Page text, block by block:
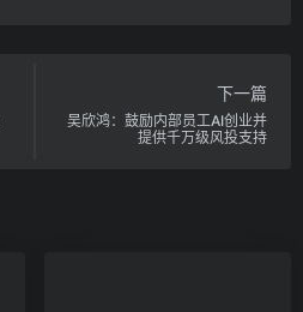
下一篇
吴欣鸿：鼓励内部员工AI创业并
提供千万级风投支持